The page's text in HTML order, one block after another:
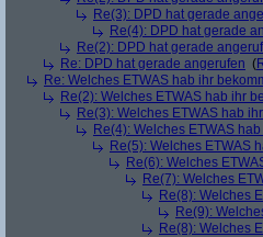
Re(3): DPD hat gerade
Re(4): DPD hat gerade
Re(2): DPD hat gerade
Re: DPD hat gerade angerufen (
Re: Welches ETWAS hab ihr
Re(2): Welches ETWAS hab ihr
Re(3): Welches ETWAS hab
Re(4): Welches ETWAS
Re(5): Welches ETWAS
Re(6): Welches
Re(7): Welches
Re(8): Welches
Re(9):
Re(8): Welches